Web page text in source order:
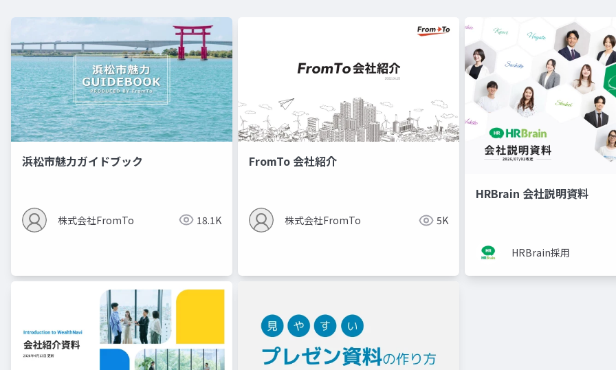
浜松市魅力ガイドブック
株式会社FromTo 18.1K
FromTo 会社紹介
株式会社FromTo 5K
HRBrain 会社説明資料
HRBrain採用